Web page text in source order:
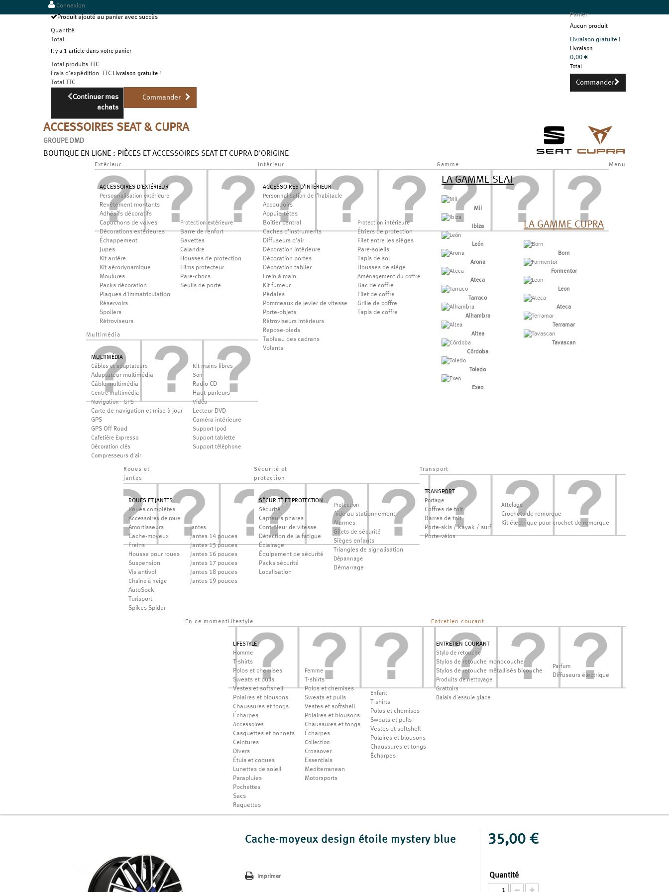
Connexion
Panier
Aucun produit
Livraison gratuite !
Livraison
0,00 €
Total
Commander
Produit ajouté au panier avec succès
Quantité
Total
Il y a 1 article dans votre panier
Total produits TTC
Frais d'expédition TTC Livraison gratuite !
Total TTC
Continuer mes
achats
Commander
ACCESSOIRES SEAT & CUPRA
GROUPE DMD
BOUTIQUE EN LIGNE : PIÈCES ET ACCESSOIRES SEAT ET CUPRA D'ORIGINE
Menu
Gamme
LA GAMME SEAT
Mii
Ibiza
León
Arona
Ateca
Tarraco
Alhambra
Altea
Córdoba
Toledo
Exeo
LA GAMME CUPRA
Born
Formentor
Leon
Ateca
Terramar
Tavascan
Intérieur
ACCESSOIRES D'INTÉRIEUR
Personnalisation de l'habitacle
Accoudoirs
Appuie-têtes
Boîtier central
Caches d'instruments
Diffuseurs d'air
Décoration intérieure
Décoration portes
Décoration tablier
Frein à main
Kit fumeur
Pédales
Pommeaux de levier de vitesse
Porte-objets
Rétroviseurs intérieurs
Repose-pieds
Tableau des cadrans
Volants
Protection intérieure
Étriers de protection
Filet entre les sièges
Pare-soleils
Tapis de sol
Housses de siège
Aménagement du coffre
Bac de coffre
Filet de coffre
Grille de coffre
Tapis de coffre
Extérieur
ACCESSOIRES D'EXTÉRIEUR
Personnalisation extérieure
Revêtement montants
Adhésifs décoratifs
Capuchons de valves
Décorations extérieures
Échappement
Jupes
Kit arrière
Kit aérodynamique
Moulures
Packs décoration
Plaques d'immatriculation
Réservoirs
Spoilers
Rétroviseurs
Protection extérieure
Barre de renfort
Bavettes
Calandre
Housses de protection
Films protecteur
Pare-chocs
Seuils de porte
Multimédia
MULTIMÉDIA
Câbles et adaptateurs
Adaptateur multimédia
Câble multimédia
Centre multimédia
Navigation - GPS
Carte de navigation et mise à jour
GPS
GPS Off Road
Cafetière Expresso
Décoration clés
Compresseurs d'air
Kit mains libres
Son
Radio CD
Haut-parleurs
Vidéo
Lecteur DVD
Caméra intérieure
Support Ipod
Support tablette
Support téléphone
Transport
TRANSPORT
Portage
Coffres de toit
Barres de toit
Porte-skis / kayak / surf
Porte-vélos
Attelage
Crochets de remorque
Kit électrique pour crochet de remorque
Sécurité et
protection
SÉCURITÉ ET PROTECTION
Sécurité
Capteurs phares
Contrôleur de vitesse
Détection de la fatigue
Éclairage
Équipement de sécurité
Packs sécurité
Localisation
Protection
Aide au stationnement
Alarmes
Gilets de sécurité
Sièges enfants
Triangles de signalisation
Dépannage
Démarrage
Roues et
jantes
ROUES ET JANTES
Roues complètes
Accessoires de roue
Amortisseurs
Cache-moyeux
Freins
Housse pour roues
Suspension
Vis antivol
Chaîne à neige
AutoSock
Turisport
Spikes Spider
Jantes
Jantes 14 pouces
Jantes 15 pouces
Jantes 16 pouces
Jantes 17 pouces
Jantes 18 pouces
Jantes 19 pouces
Entretien courant
ENTRETIEN COURANT
Stylo de retouche
Stylos de retouche monocouche
Stylos de retouche métallisés bicouche
Produits de nettoyage
Grattoirs
Balais d'essuie glace
Parfum
Diffuseurs électrique
Lifestyle
LIFESTYLE
Homme
T-shirts
Polos et chemises
Sweats et pulls
Vestes et softshell
Polaires et blousons
Chaussures et tongs
Écharpes
Accessoires
Casquettes et bonnets
Ceintures
Divers
Étuis et coques
Lunettes de soleil
Parapluies
Pochettes
Sacs
Raquettes
Femme
T-shirts
Polos et chemises
Sweats et pulls
Vestes et softshell
Polaires et blousons
Chaussures et tongs
Écharpes
Collection
Crossover
Essentials
Mediterranean
Motorsports
Enfant
T-shirts
Polos et chemises
Sweats et pulls
Vestes et softshell
Polaires et blousons
Chaussures et tongs
Écharpes
En ce moment
Cache-moyeux design étoile mystery blue
Imprimer
35,00 €
Quantité